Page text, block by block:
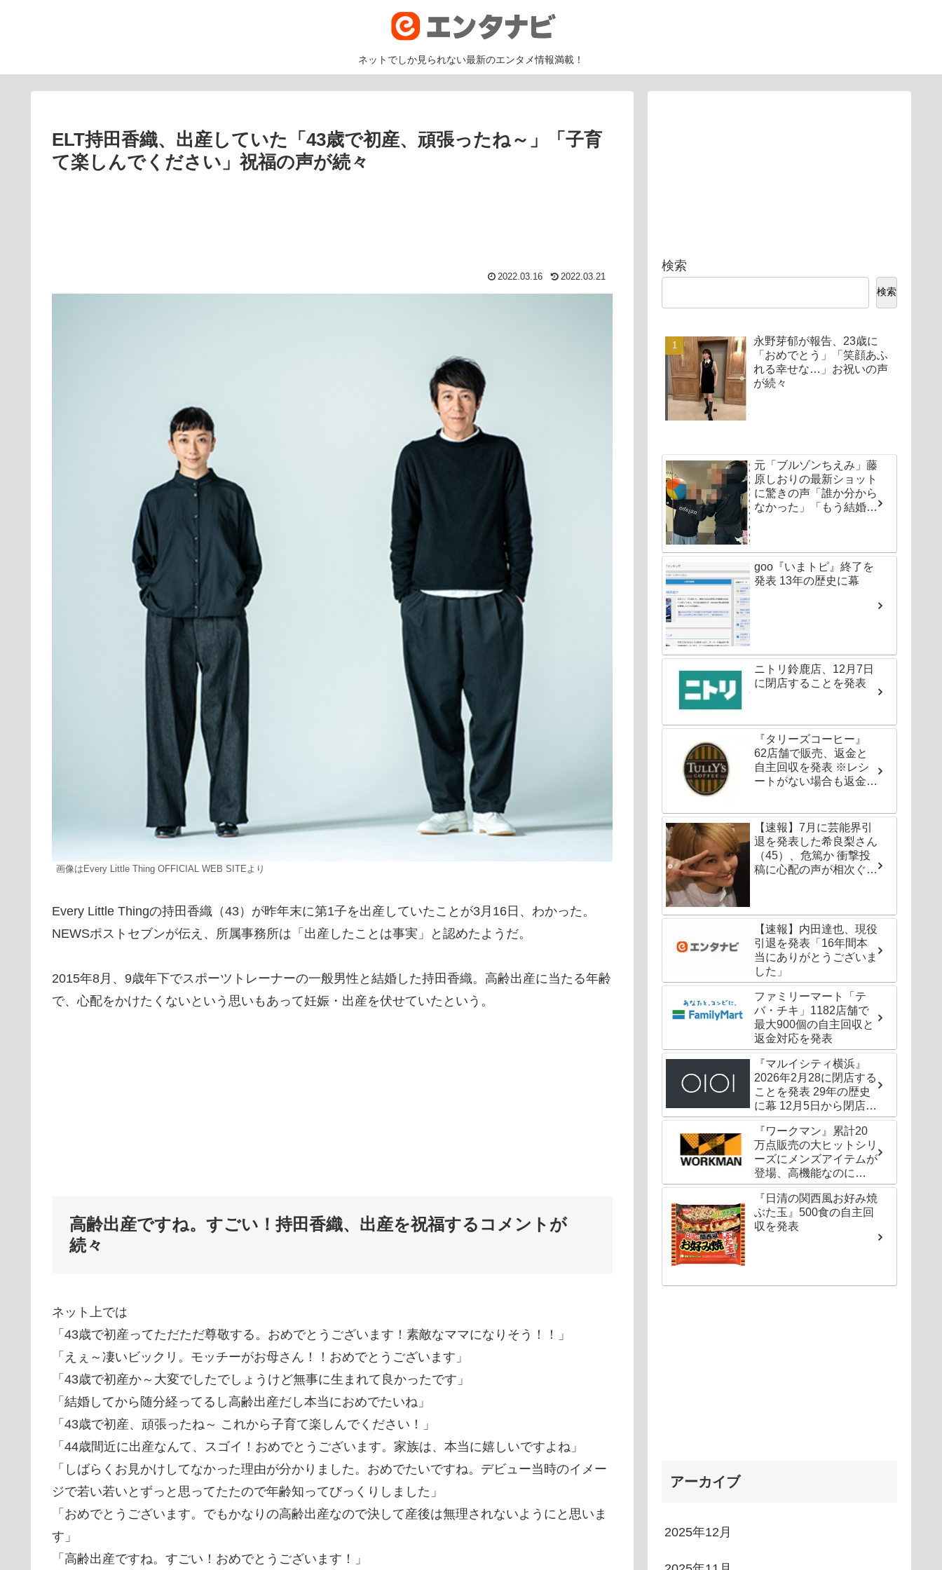
ネットでしか見られない最新のエンタメ情報満載！
ELT持田香織、出産していた「43歳で初産、頑張ったね～」「子育
て楽しんでください」祝福の声が続々
2022.03.16 2022.03.21
画像はEvery Little Thing OFFICIAL WEB SITEより
Every Little Thingの持田香織（43）が昨年末に第1子を出産していたことが3月16日、わかった。
NEWSポストセブンが伝え、所属事務所は「出産したことは事実」と認めたようだ。
2015年8月、9歳年下でスポーツトレーナーの一般男性と結婚した持田香織。高齢出産に当たる年齢
で、心配をかけたくないという思いもあって妊娠・出産を伏せていたという。
高齢出産ですね。すごい！持田香織、出産を祝福するコメントが
続々
ネット上では
「43歳で初産ってただただ尊敬する。おめでとうございます！素敵なママになりそう！！」
「えぇ～凄いビックリ。モッチーがお母さん！！おめでとうございます」
「43歳で初産か～大変でしたでしょうけど無事に生まれて良かったです」
「結婚してから随分経ってるし高齢出産だし本当におめでたいね」
「43歳で初産、頑張ったね～ これから子育て楽しんでください！」
「44歳間近に出産なんて、スゴイ！おめでとうございます。家族は、本当に嬉しいですよね」
「しばらくお見かけしてなかった理由が分かりました。おめでたいですね。デビュー当時のイメー
ジで若い若いとずっと思ってたたので年齢知ってびっくりしました」
「おめでとうございます。でもかなりの高齢出産なので決して産後は無理されないようにと思いま
す」
「高齢出産ですね。すごい！おめでとうございます！」
検索
検索
永野芽郁が報告、23歳に
「おめでとう」「笑顔あふ
れる幸せな…」お祝いの声
が続々
元「ブルゾンちえみ」藤
原しおりの最新ショット
に驚きの声「誰か分から
なかった」「もう結婚し
goo『いまトピ』終了を
発表 13年の歴史に幕
ニトリ鈴鹿店、12月7日
に閉店することを発表
『タリーズコーヒー』
62店舗で販売、返金と
自主回収を発表 ※レシ
ートがない場合も返金対
【速報】7月に芸能界引
退を発表した希良梨さん
（45）、危篤か 衝撃投
稿に心配の声が相次ぐ
【速報】内田達也、現役
引退を発表「16年間本
当にありがとうございま
した」
ファミリーマート「テ
バ・チキ」1182店舗で
最大900個の自主回収と
返金対応を発表
『マルイシティ横浜』
2026年2月28に閉店する
ことを発表 29年の歴史
に幕 12月5日から閉店セ
ールも
『ワークマン』累計20
万点販売の大ヒットシリ
ーズにメンズアイテムが
登場、高機能なのに
1000円以下〜の圧倒的
コスパ
『日清の関西風お好み焼
ぶた玉』500食の自主回
収を発表
アーカイブ
2025年12月